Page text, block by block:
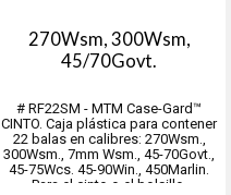
270Wsm, 300Wsm,
45/70Govt.
# RF22SM - MTM Case-Gard™
CINTO. Caja plástica para contener
22 balas en calibres: 270Wsm.,
300Wsm., 7mm Wsm., 45-70Govt.,
45-75Wcs. 45-90Win., 450Marlin.
Para el cinto o el bolsillo.